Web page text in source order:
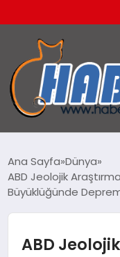
YAŞAM
Ana Sayfa Dünya
ABD Jeolojik
Büyüklüğünde
ABD